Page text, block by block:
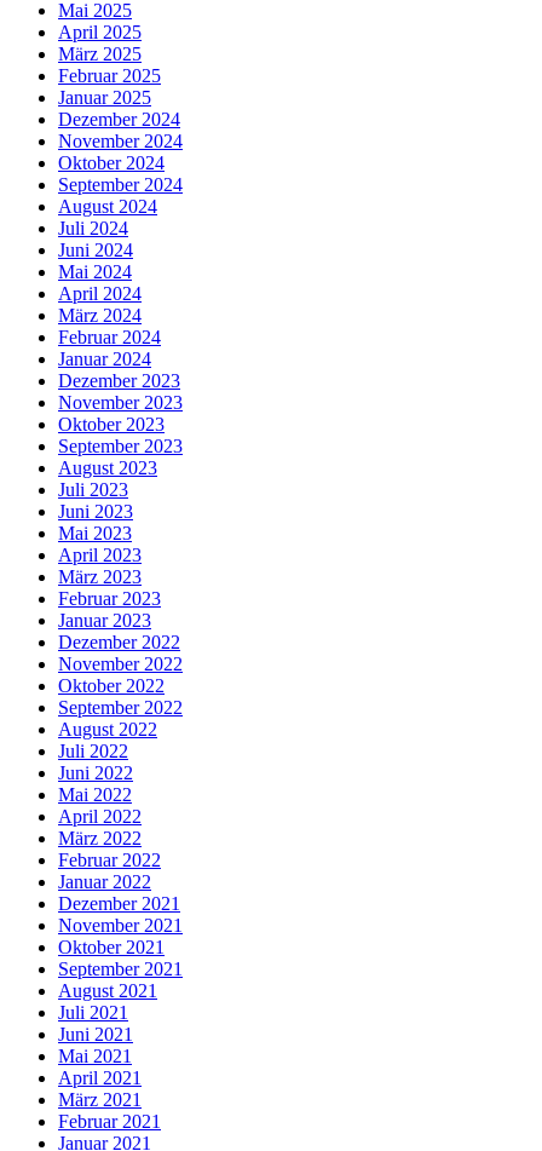
Mai 2025
April 2025
März 2025
Februar 2025
Januar 2025
Dezember 2024
November 2024
Oktober 2024
September 2024
August 2024
Juli 2024
Juni 2024
Mai 2024
April 2024
März 2024
Februar 2024
Januar 2024
Dezember 2023
November 2023
Oktober 2023
September 2023
August 2023
Juli 2023
Juni 2023
Mai 2023
April 2023
März 2023
Februar 2023
Januar 2023
Dezember 2022
November 2022
Oktober 2022
September 2022
August 2022
Juli 2022
Juni 2022
Mai 2022
April 2022
März 2022
Februar 2022
Januar 2022
Dezember 2021
November 2021
Oktober 2021
September 2021
August 2021
Juli 2021
Juni 2021
Mai 2021
April 2021
März 2021
Februar 2021
Januar 2021